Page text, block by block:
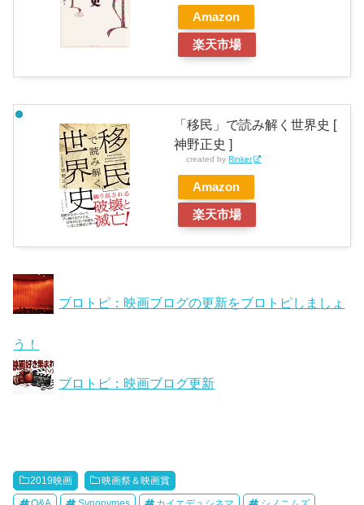
Amazon
楽天市場
「移民」で読み解く世界史 [
神野正史 ]
created byRinker
Amazon
楽天市場
ブロトピ：映画ブログの更新をブロトピしましょ
う！
ブロトピ：映画ブログ更新
2019映画 映画祭＆映画賞